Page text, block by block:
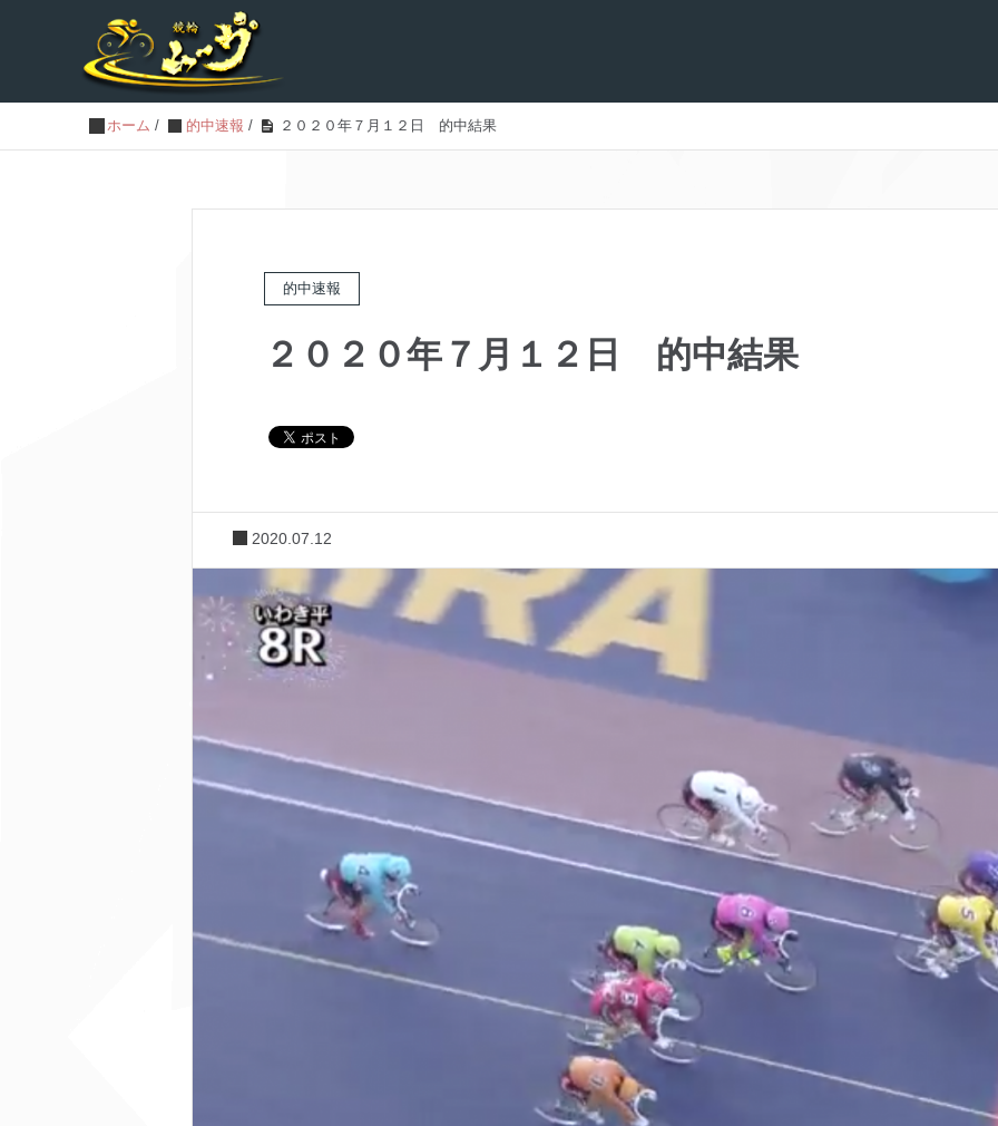
ホーム / 的中速報 / ２０２０年７月１２日 的中結果
的中速報
２０２０年７月１２日 的中結果
2020.07.12